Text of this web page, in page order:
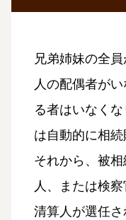
兄弟姉妹の全
人の配偶者が
る者はいなく
は自動的に相続
それから、被
人、または検
清算人が選任